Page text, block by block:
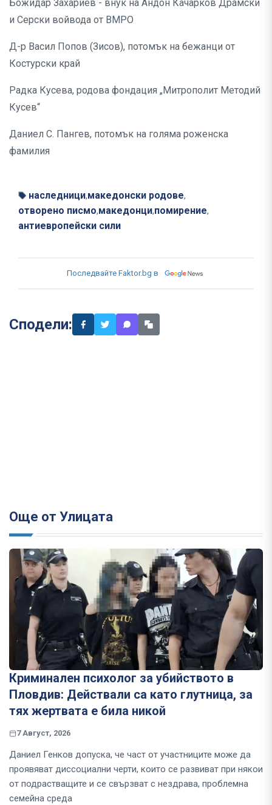
Божидар Захариев - внук на Андон Качарков Драмски
и Серски войвода от ВМРО
Д-р Васил Попов (Зисов), потомък на бежанци от
Костурски край
Радка Кусева, родова фондация „Митрополит Методий
Кусев“
Даниел С. Пангев, потомък на голяма роженска
фамилия
наследници,македонски родове,
отворено писмо,македонци,помирение,
антиевропейски сили
Последвайте Faktor.bg в
Сподели:
Още от Улицата
Криминален психолог за убийството в
Пловдив: Действали са като глутница, за
тях жертвата е била никой
7 Август, 2026
Даниел Генков допуска, че част от участниците може да
проявяват диссоциални черти, които се развиват при някои
от подрастващите и се свързват с нездрава, проблемна
семейна среда